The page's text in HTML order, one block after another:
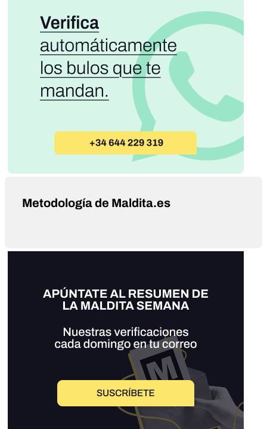
Metodología de Maldita.es